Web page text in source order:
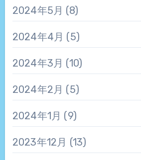
2024年5月 (8)
2024年4月 (5)
2024年3月 (10)
2024年2月 (5)
2024年1月 (9)
2023年12月 (13)